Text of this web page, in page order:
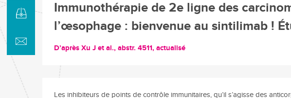
Immunothérapie de 2e ligne des
l’œsophage : bienvenue au sintilimab !
D’après Xu J et al., abstr. 4511, actualisé
Les inhibiteurs de points de contrôle immunitaires, qu’il s’agisse des